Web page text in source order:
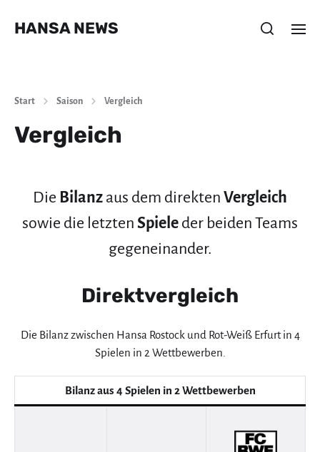
HANSA NEWS
Start Saison Vergleich
Vergleich
Die Bilanz aus dem direkten Vergleich
sowie die letzten Spiele der beiden Teams
gegeneinander.
Direktvergleich
Die Bilanz zwischen Hansa Rostock und Rot-Weiß Erfurt in 4
Spielen in 2 Wettbewerben.
Bilanz aus 4 Spielen in 2 Wettbewerben